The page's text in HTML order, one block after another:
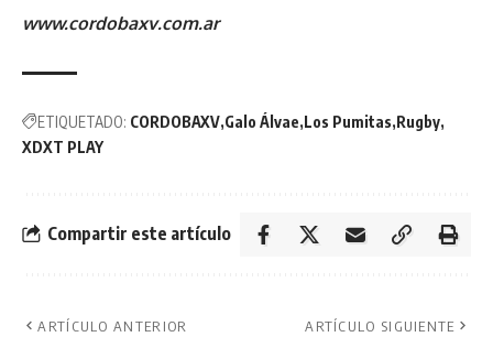
www.cordobaxv.com.ar
ETIQUETADO: CORDOBAXV Galo Álvae Los Pumitas Rugby
XDXT PLAY
Compartir este artículo
ARTÍCULO ANTERIOR ARTÍCULO SIGUIENTE